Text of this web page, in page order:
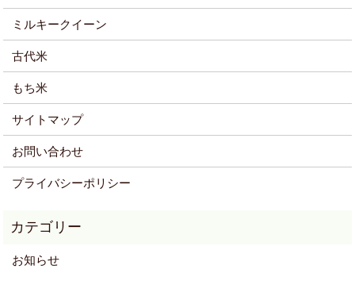
ミルキークイーン
古代米
もち米
サイトマップ
お問い合わせ
プライバシーポリシー
お知らせ